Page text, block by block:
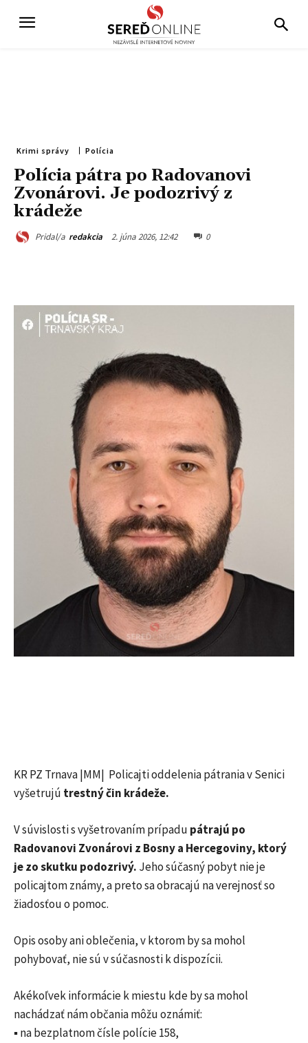
Krimi správy Polícia
Polícia pátra po Radovanovi
Zvonárovi. Je podozrivý z
krádeže
Pridal/a redakcia 2. júna 2026, 12:42 0
KR PZ Trnava |MM| Policajti oddelenia pátrania v Senici
vyšetrujú trestný čin krádeže.
V súvislosti s vyšetrovaním prípadu pátrajú po
Radovanovi Zvonárovi z Bosny a Hercegoviny, ktorý
je zo skutku podozrivý. Jeho súčasný pobyt nie je
policajtom známy, a preto sa obracajú na verejnosť so
žiadosťou o pomoc.
Opis osoby ani oblečenia, v ktorom by sa mohol
pohybovať, nie sú v súčasnosti k dispozícii.
Akékoľvek informácie k miestu kde by sa mohol
nachádzať nám občania môžu oznámiť:
▪️ na bezplatnom čísle polície 158,